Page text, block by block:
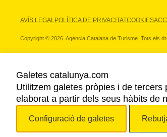
AVÍS LEGALPOLÍTICA DE PRIVACITATCOOKIES
Copyright © 2026. Agència Catalana de Turisme. Tots els
ELS NOSTRES PARTNERS
Galetes catalunya.com
Utilitzem galetes pròpies i de
elaborat a partir dels seus hàbits de
Configuració de galetes